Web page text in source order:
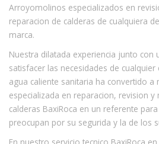
Arroyomolinos especializados en
reparacion de calderas de cualquiera
marca.
Nuestra dilatada experiencia junto con
satisfacer las necesidades de
agua caliente sanitaria ha convertido a
especializada en reparacion, revision
calderas BaxiRoca en un referente
preocupan por su segurida y la de los
En nuestro servicio tecnico BaxiRoca